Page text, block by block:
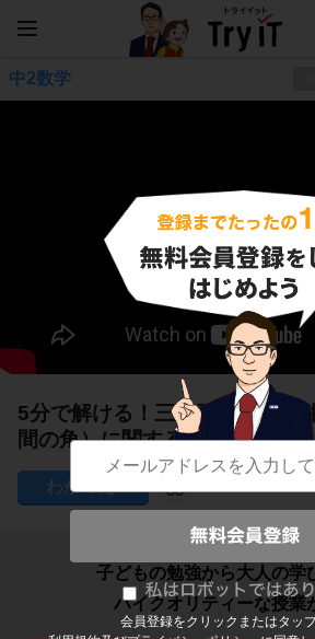
会員登録をクリックまたはタップ
中2数学
5分で解ける！三角形の合同条
間の角）に関する問題
88
子どもの勉強から大人の学
ハイクオリティーな授業